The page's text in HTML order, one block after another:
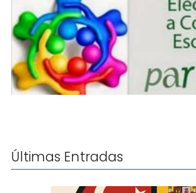
Últimas Entradas